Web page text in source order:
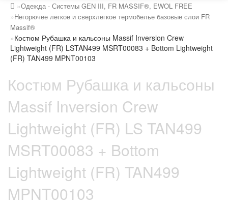
Одежда - Системы GEN III, FR MASSIF®, EWOL FREE
Негорючее легкое и сверхлегкое термобелье базовые слои FR
Massif®
Костюм Рубашка и кальсоны Massif Inversion Crew
Lightweight (FR) LSTAN499 MSRT00083 + Bottom Lightweight
(FR) TAN499 MPNT00103
Костюм Рубашка и кальсоны
Massif Inversion Crew
Lightweight (FR) LS TAN499
MSRT00083 + Bottom
Lightweight (FR) TAN499
MPNT00103